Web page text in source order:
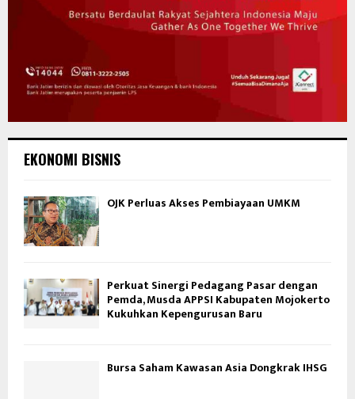
EKONOMI BISNIS
OJK Perluas Akses Pembiayaan UMKM
Perkuat Sinergi Pedagang Pasar dengan
Pemda, Musda APPSI Kabupaten Mojokerto
Kukuhkan Kepengurusan Baru
Bursa Saham Kawasan Asia Dongkrak IHSG